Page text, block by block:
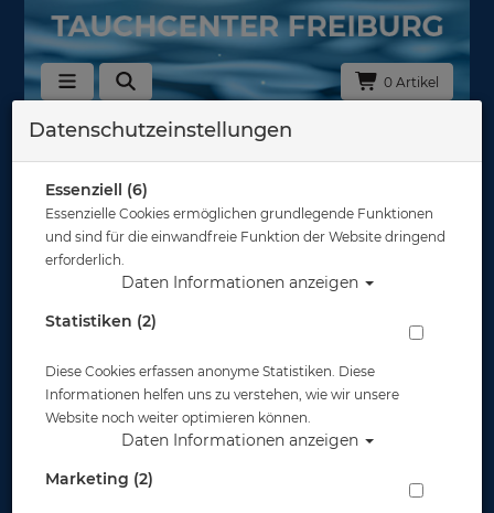
0 Artikel
Zurück
Datenschutzeinstellungen
Essenziell (6)
Essenzielle Cookies ermöglichen grundlegende Funktionen
und sind für die einwandfreie Funktion der Website dringend
erforderlich.
Daten Informationen anzeigen
Statistiken (2)
Diese Cookies erfassen anonyme Statistiken. Diese
Informationen helfen uns zu verstehen, wie wir unsere
Website noch weiter optimieren können.
Daten Informationen anzeigen
Marketing (2)